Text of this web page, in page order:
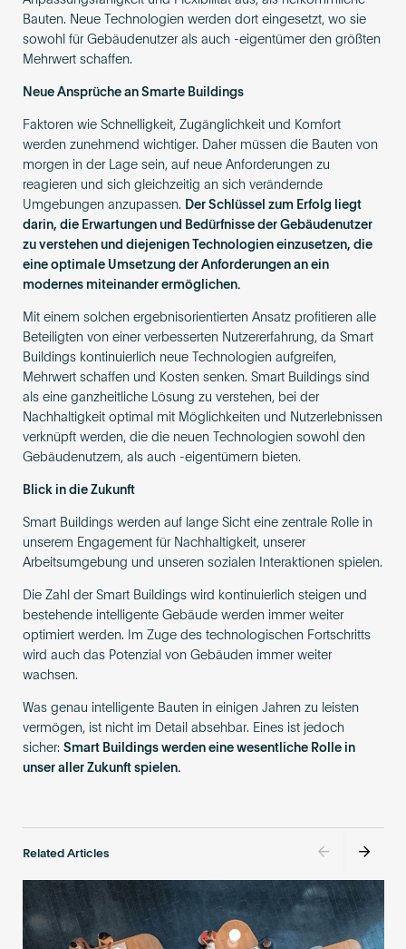
Bauten. Neue Technologien werden dort eingesetzt, wo sie
sowohl für Gebäudenutzer als auch -eigentümer den größten
Mehrwert schaffen.
Neue Ansprüche an Smarte Buildings
Faktoren wie Schnelligkeit, Zugänglichkeit und Komfort
werden zunehmend wichtiger. Daher müssen die Bauten von
morgen in der Lage sein, auf neue Anforderungen zu
reagieren und sich gleichzeitig an sich verändernde
Umgebungen anzupassen. Der Schlüssel zum Erfolg liegt
darin, die Erwartungen und Bedürfnisse der Gebäudenutzer
zu verstehen und diejenigen Technologien einzusetzen, die
eine optimale Umsetzung der Anforderungen an ein
modernes miteinander ermöglichen.
Mit einem solchen ergebnisorientierten Ansatz profitieren alle
Beteiligten von einer verbesserten Nutzererfahrung, da Smart
Buildings kontinuierlich neue Technologien aufgreifen,
Mehrwert schaffen und Kosten senken. Smart Buildings sind
als eine ganzheitliche Lösung zu verstehen, bei der
Nachhaltigkeit optimal mit Möglichkeiten und Nutzerlebnissen
verknüpft werden, die die neuen Technologien sowohl den
Gebäudenutzern, als auch -eigentümern bieten.
Blick in die Zukunft
Smart Buildings werden auf lange Sicht eine zentrale Rolle in
unserem Engagement für Nachhaltigkeit, unserer
Arbeitsumgebung und unseren sozialen Interaktionen spielen.
Die Zahl der Smart Buildings wird kontinuierlich steigen und
bestehende intelligente Gebäude werden immer weiter
optimiert werden. Im Zuge des technologischen Fortschritts
wird auch das Potenzial von Gebäuden immer weiter
wachsen.
Was genau intelligente Bauten in einigen Jahren zu leisten
vermögen, ist nicht im Detail absehbar. Eines ist jedoch
sicher: Smart Buildings werden eine wesentliche Rolle in
unser aller Zukunft spielen.
Related Articles